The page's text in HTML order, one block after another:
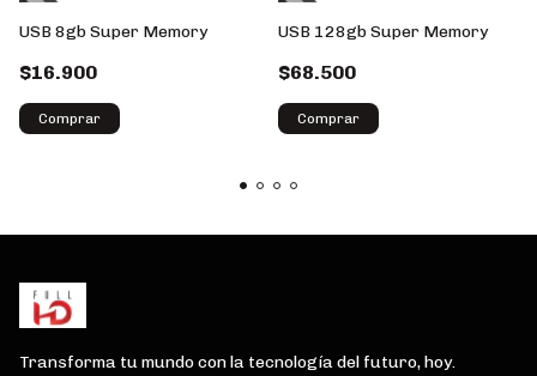
USB 8gb Super Memory
$16.900
USB 128gb Super Memory
$68.500
Transforma tu mundo con la tecnología del futuro, hoy.